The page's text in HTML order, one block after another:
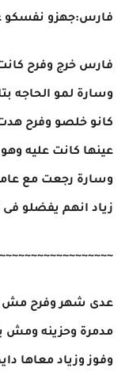
فارس:جهزو نفسكو
فارس خرج وفرح
وسارة لمو الحاجه
كانو خلصو وفرح
عينها كانت عليه
وسارة رجعت مع
زياد انهم يفضلو
عدى شهر وفرح مش
مدمرة وحزينه ومش
وفوز وزياد معاها